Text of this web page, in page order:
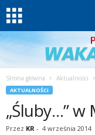
Strona główna Aktualności
AKTUALNOŚCI
„Śluby…” w
Przez KR - 4 września 2014